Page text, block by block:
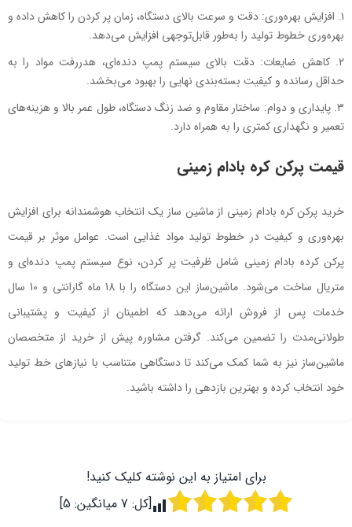
افزایش بهره‌وری: دقت و سرعت بالای دستگاه، زمان پر کردن را کاهش داده و
بهره‌وری خطوط تولید را به‌طور قابل‌توجهی افزایش می‌دهد.
کاهش ضایعات: دقت بالای سیستم پمپ دنده‌ای، هدررفت مواد را به
حداقل رسانده و کیفیت بسته‌بندی نهایی را بهبود می‌بخشد.
پایداری و دوام: ساختار مقاوم و ضد زنگ دستگاه، طول عمر بالا و هزینه‌های
تعمیر و نگهداری کمتری را به همراه دارد.
قیمت پرکن کره بادام زمینی
خرید پرکن کره بادا‌م زمینی از ماشین ساز یک انتخاب هوشمندانه برای افزایش
بهره‌وری و کیفیت در خطوط تولید مواد غذایی است. عوامل موثر بر قیمت
پرکن کرده بادام زمینی شامل ظرفیت پر کردن، نوع سیستم پمپ دنده‌ای و
متریال ساخت می‌شود. ماشین‌ساز این دستگاه را با 18 ماه گارانتی و 10 سال
خدمات پس از فروش ارائه می‌دهد که اطمینان از کیفیت و پشتیبانی
طولانی‌مدت را تضمین می‌کند. گرفتن مشاوره پیش از خرید از متخصصان
ماشین‌ساز نیز به شما کمک می‌کند تا دستگاهی متناسب با نیازهای خط تولید
خود انتخاب کرده و بهترین بازدهی را داشته باشید.
برای امتیاز به این نوشته کلیک کنید!
[کل: 7 میانگین: 5
]